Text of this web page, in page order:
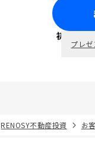
初回面談で
プレ
RENOSY不動産投資 お